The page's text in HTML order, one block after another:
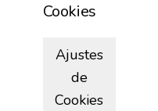
Cookies
Ajustes
de
Cookies